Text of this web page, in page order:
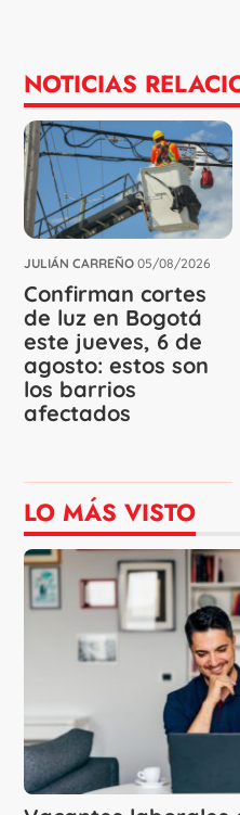
NOTICIAS
JULIÁN CARREÑO 05/08/2026
Confirman cortes
de luz en Bogotá
este jueves, 6 de
agosto: estos son
los barrios
afectados
LO MÁS VISTO